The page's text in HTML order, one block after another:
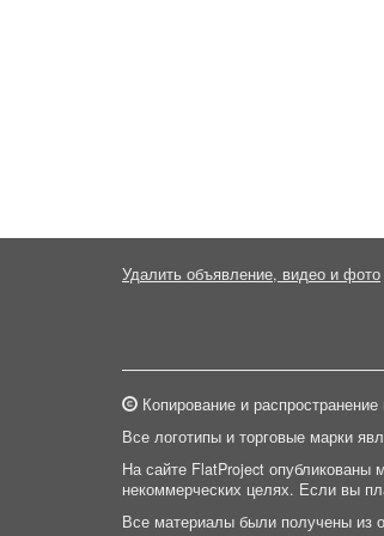
Удалить объявление, видео и фото
Копирование и
Все логотипы и торговые марки
На сайте FlatProject опубликованы
некоммерческих целях. Если вы
Все материалы были получены из